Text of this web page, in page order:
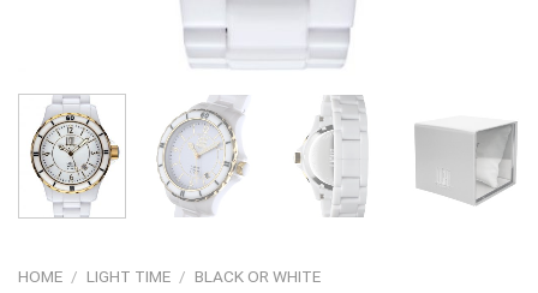
HOME / LIGHT TIME / BLACK OR WHITE